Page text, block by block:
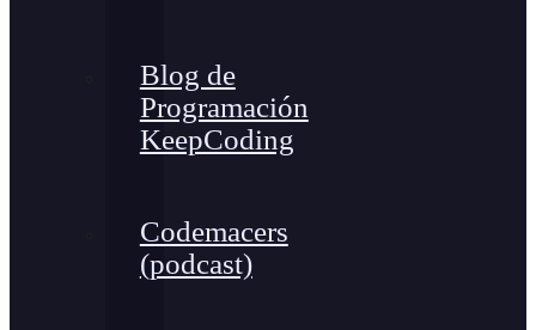
Blog de
Programación
KeepCoding
Codemacers
(podcast)